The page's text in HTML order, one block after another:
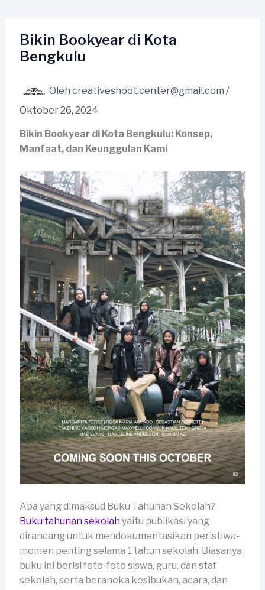
kontenBikin Bookyear di Kota
Bengkulu
Oleh creativeshoot.center@gmail.com /
Oktober 26, 2024
Bikin Bookyear di Kota Bengkulu: Konsep,
Manfaat, dan Keunggulan Kami
Apa yang dimaksud Buku Tahunan Sekolah?
Buku tahunan sekolahyaitu publikasi yang
dirancang untuk mendokumentasikan peristiwa-
momen penting selama 1 tahun sekolah. Biasanya,
buku ini berisi foto-foto siswa, guru, dan staf
sekolah, serta beraneka kesibukan, acara, dan